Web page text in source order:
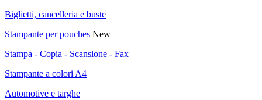
Biglietti, cancelleria e buste
Stampante per pouches New
Stampa - Copia - Scansione - Fax
Stampante a colori A4
Automotive e targhe